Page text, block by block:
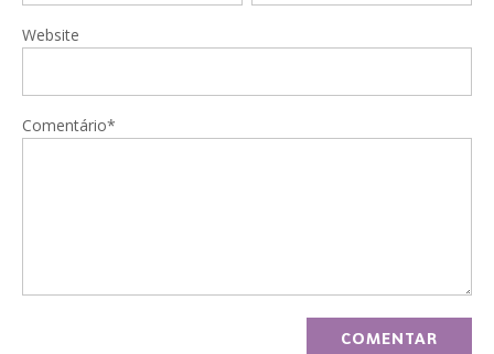
Website
Comentário*